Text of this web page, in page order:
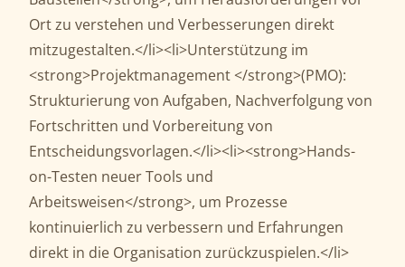
Ort zu verstehen und Verbesserungen direkt
mitzugestalten.</li><li>Unterstützung im
<strong>Projektmanagement </strong>(PMO):
Strukturierung von Aufgaben, Nachverfolgung von
Fortschritten und Vorbereitung von
Entscheidungsvorlagen.</li><li><strong>Hands-
on-Testen neuer Tools und
Arbeitsweisen</strong>, um Prozesse
kontinuierlich zu verbessern und Erfahrungen
direkt in die Organisation zurückzuspielen.</li>